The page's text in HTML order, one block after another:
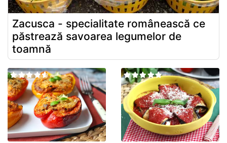
Zacusca - specialitate românească ce
păstrează savoarea legumelor de
toamnă